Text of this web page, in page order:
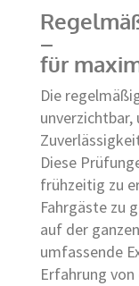
–
für
Die
Diese
frühzeitig zu
Fahrgäste zu
auf der
umfassende
Erfahrung von